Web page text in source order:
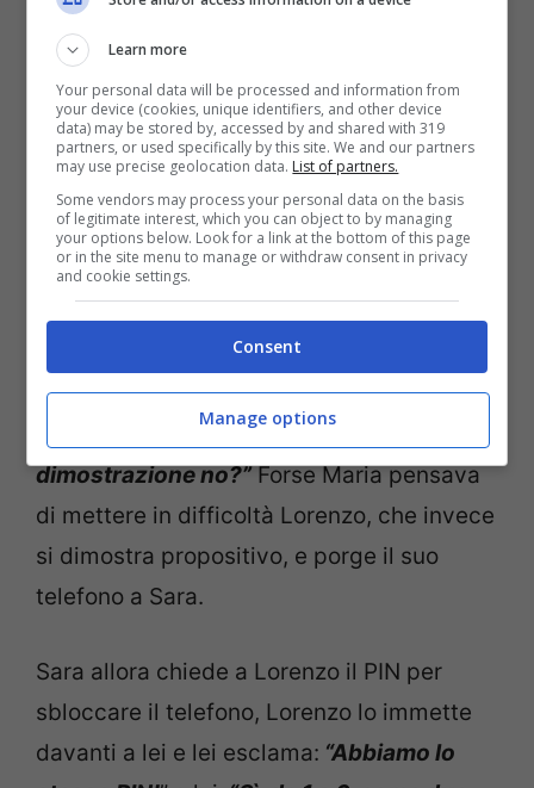
dimostrare a Sara che il profilo gli era stato
in realtà rubato da un hacker, va in
camerino aprendere il suo cellulare, per
far leggere a Gianni tutte gli scambi di
mail tra lui e l’assistenza di Instagram per
la riapertura dell’account privato.
una sfida a Lorenzo:“Perché non dai il
telefono a Sara per farle leggere tutti i tuoi
messaggi? Sarebbe una grande
dimostrazione no?”Forse Maria pensava
di mettere in difficoltà Lorenzo, che invece
si dimostra propositivo, e porge il suo
telefono a Sara.
Sara allora chiede a Lorenzo il PIN per
sbloccare il telefono, Lorenzo lo immette
davanti a lei e lei esclama: “Abbiamo lo
Learn more
Your personal data will be processed and information from
your device (cookies, unique identifiers, and other device
data) may be stored by, accessed by and shared with 319
partners, or used specifically by this site. We and our partners
may use precise geolocation data. List of partners.
Some vendors may process your personal data on the basis
of legitimate interest, which you can object to by managing
your options below. Look for a link at the bottom of this page
or in the site menu to manage or withdraw consent in privacy
and cookie settings.
Consent
Manage options